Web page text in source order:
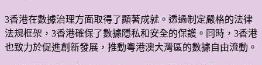
3香港在數據治理方面取得了顯著成就。透過制定嚴格的法律
法規框架，3香港確保了數據隱私和安全的保護。同時，3香港
也致力於促進創新發展，推動粵港澳大灣區的數據自由流動。